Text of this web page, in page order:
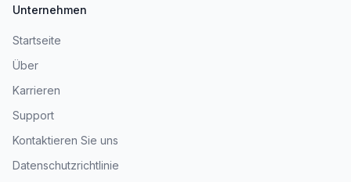
Unternehmen
Startseite
Über
Karrieren
Support
Kontaktieren Sie uns
Datenschutzrichtlinie